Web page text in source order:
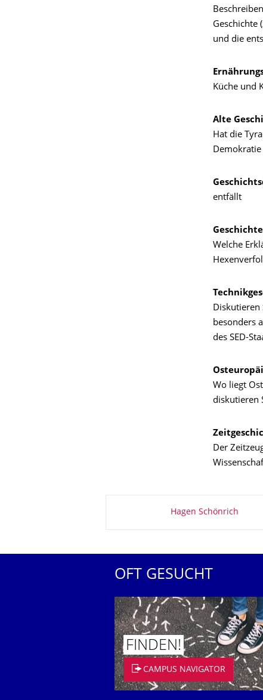
Geschichte
und die
Küche und
Alte
Hat die
Demokratie
entfällt
Welche
Diskutieren
besonders
des SED-
Wo liegt
diskutieren
Der
Hagen Schönrich
OFT GESUCHT
FINDEN!
CAMPUS NAVIGATOR